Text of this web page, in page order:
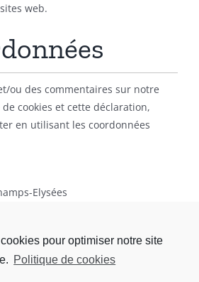
pour optimiser notre site
Politique de cookies
web.
ou des commentaires sur notre
cookies et cette déclaration,
en utilisant les coordonnées
Elysées